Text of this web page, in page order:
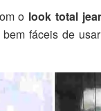
o look total
fáceis de